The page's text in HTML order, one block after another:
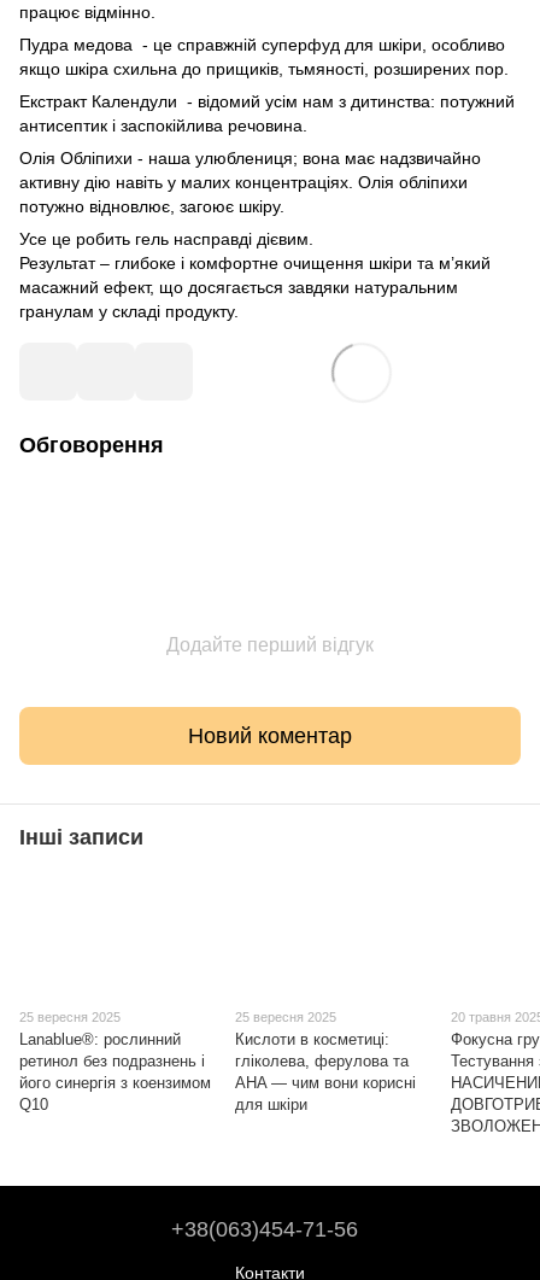
працює відмінно.
Пудра медова - це справжній суперфуд для шкіри, особливо
якщо шкіра схильна до прищиків, тьмяності, розширених пор.
Екстракт Календули - відомий усім нам з дитинства: потужний
антисептик і заспокійлива речовина.
Олія Обліпихи - наша улюблениця; вона має надзвичайно
активну дію навіть у малих концентраціях. Олія обліпихи
потужно відновлює, загоює шкіру.
Усе це робить гель насправді дієвим.
Результат – глибоке і комфортне очищення шкіри та м’який
масажний ефект, що досягається завдяки натуральним
гранулам у складі продукту.
Обговорення
Додайте перший відгук
Новий коментар
Інші записи
25 вересня 2025
Lanablue®: рослинний
ретинол без подразнень і
його синергія з коензимом
Q10
25 вересня 2025
Кислоти в косметиці:
гліколева, ферулова та
AHA — чим вони корисні
для шкіри
20 травня
Фокусна
Тестування
+38(063)454-71-56
Контакти